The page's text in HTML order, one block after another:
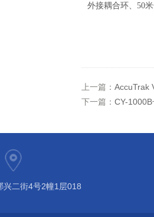
外接耦合环、50
上一篇： AccuTrak
下一篇： CY-
兴二街4号2幢1层018